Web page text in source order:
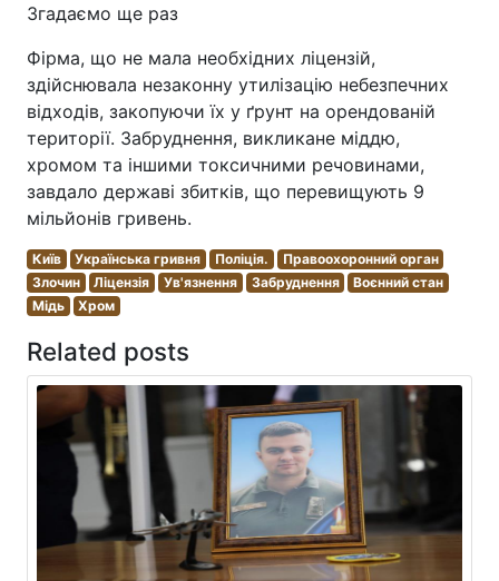
Згадаємо ще раз
Фірма, що не мала необхідних ліцензій,
здійснювала незаконну утилізацію небезпечних
відходів, закопуючи їх у ґрунт на орендованій
території. Забруднення, викликане міддю,
хромом та іншими токсичними речовинами,
завдало державі збитків, що перевищують 9
мільйонів гривень.
Київ Українська гривня Поліція.
Правоохоронний орган
Злочин
Ліцензія Ув'язнення Забруднення
Воєнний стан
Мідь
Хром
Related posts